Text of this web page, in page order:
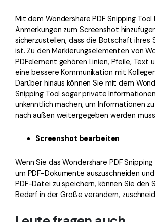
Mit dem Wondershare PDF Snipping Tool
Anmerkungen zum Screenshot
sicherzustellen, dass die Botschaft ihres
ist. Zu den Markierungselementen von
PDFelement gehören Linien, Pfeile, Text
eine bessere Kommunikation mit
Darüber hinaus können Sie mit dem
Snipping Tool sogar private
unkenntlich machen, um Informationen
nach außen weitergegeben werden
Screenshot bearbeiten
Wenn Sie das Wondershare PDF
um PDF-Dokumente auszuschneiden
PDF-Datei zu speichern, können Sie den
Bedarf in der Größe verändern,